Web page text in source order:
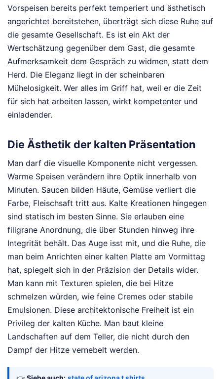
Vorspeisen bereits perfekt temperiert und ästhetisch
angerichtet bereitstehen, überträgt sich diese Ruhe auf
die gesamte Gesellschaft. Es ist ein Akt der
Wertschätzung gegenüber dem Gast, die gesamte
Aufmerksamkeit dem Gespräch zu widmen, statt dem
Herd. Die Eleganz liegt in der scheinbaren
Mühelosigkeit. Wer alles im Griff hat, weil er die Zeit
für sich hat arbeiten lassen, wirkt kompetenter und
einladender.
Die Ästhetik der kalten Präsentation
Man darf die visuelle Komponente nicht vergessen.
Warme Speisen verändern ihre Optik innerhalb von
Minuten. Saucen bilden Häute, Gemüse verliert die
Farbe, Fleischsaft tritt aus. Kalte Kreationen hingegen
sind statisch im besten Sinne. Sie erlauben eine
filigrane Anordnung, die über Stunden hinweg ihre
Integrität behält. Das Auge isst mit, und die Ruhe, die
man beim Anrichten einer kalten Platte am Vormittag
hat, spiegelt sich in der Präzision der Details wider.
Man kann mit Texturen spielen, die bei Hitze
schmelzen würden, wie feine Cremes oder stabile
Emulsionen. Diese architektonische Freiheit ist ein
Privileg der kalten Küche. Man baut kleine
Landschaften auf dem Teller, die nicht durch den
Dampf der Hitze vernebelt werden.